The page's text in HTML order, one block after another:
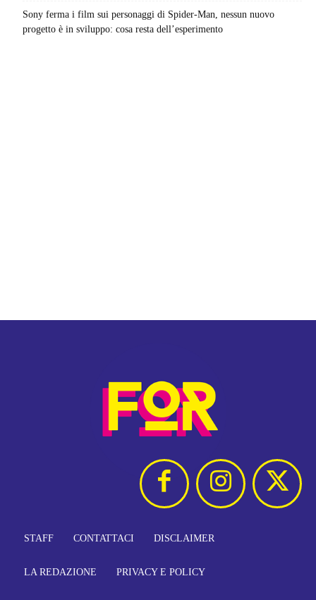
Sony ferma i film sui personaggi di Spider-Man, nessun nuovo
progetto è in sviluppo: cosa resta dell’esperimento
STAFF CONTATTACI DISCLAIMER
LA REDAZIONE PRIVACY E POLICY